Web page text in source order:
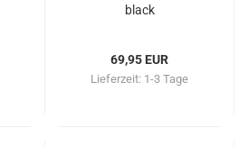
black
69,95 EUR
Lieferzeit: 1-3 Tage